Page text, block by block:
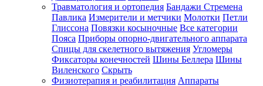
Травматология и ортопедия Бандажи Стремена
Павлика Измерители и метчики Молотки Петли
Глиссона Повязки косыночные Все категории
Пояса Приборы опорно-двигательного аппарата
Спицы для скелетного вытяжения Угломеры
Фиксаторы конечностей Шины Беллера Шины
Виленского Скрыть
Физиотерапия и реабилитация Аппараты